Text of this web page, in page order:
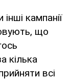
кампанії
що
кілька
всі